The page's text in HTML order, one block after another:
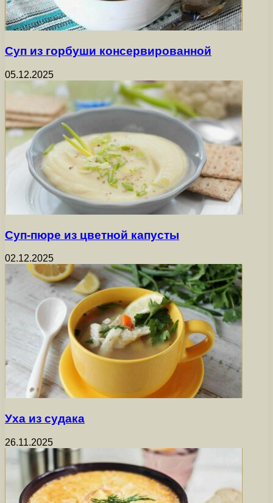
Суп из горбуши консервированной
05.12.2025
Суп-пюре из цветной капусты
02.12.2025
Уха из судака
26.11.2025